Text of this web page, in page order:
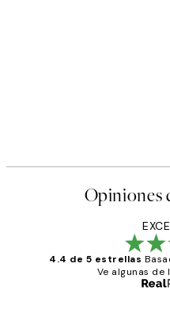
Opiniones
4.4 de 5 estrellas
Ve algunas de